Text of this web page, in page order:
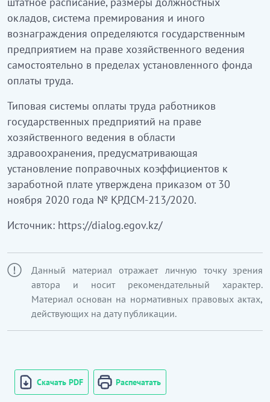
окладов, система премирования и иного
вознаграждения определяются государственным
предприятием на праве хозяйственного ведения
самостоятельно в пределах установленного фонда
оплаты труда.
Типовая системы оплаты труда работников
государственных предприятий на праве
хозяйственного ведения в области
здравоохранения, предусматривающая
установление поправочных коэффициентов к
заработной плате утверждена приказом от 30
ноября 2020 года № ҚРДСМ-213/2020.
Источник: https://dialog.egov.kz/
Данный материал отражает личную точку зрения
автора и носит рекомендательный характер.
Материал основан на нормативных правовых актах,
действующих на дату публикации.
Скачать PDF Распечатать